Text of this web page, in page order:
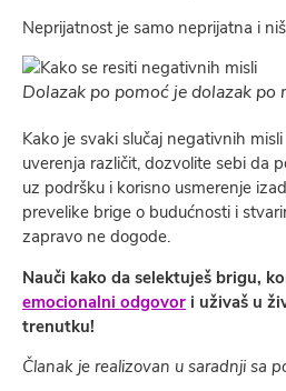
Neprijatnost je samo neprijatna i
Dolazak po pomoć je dolazak po
Kako je svaki slučaj negativnih
uverenja različit, dozvolite sebi da
uz podršku i korisno usmerenje
prevelike brige o budućnosti i
zapravo ne dogode.
Nauči kako da selektuješ brigu,
emocionalni odgovor i uživaš u
trenutku!
Članak je realizovan u saradnji sa